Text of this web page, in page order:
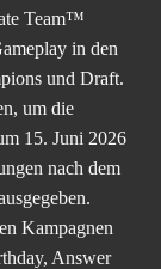
Team™
in den
und Draft.
um die
15. Juni 2026
nach dem
Kampagnen
Answer